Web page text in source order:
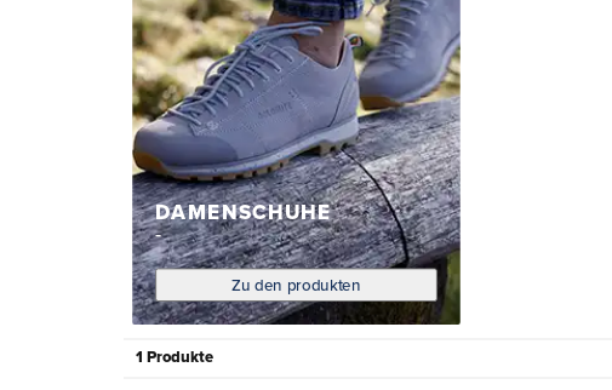
DAMENSCHUHE
Zu den produkten
1 Produkte